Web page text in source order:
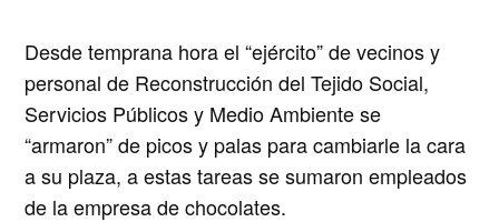
Desde temprana hora el “ejército” de vecinos y
personal de Reconstrucción del Tejido Social,
Servicios Públicos y Medio Ambiente se
“armaron” de picos y palas para cambiarle la cara
a su plaza, a estas tareas se sumaron empleados
de la empresa de chocolates.